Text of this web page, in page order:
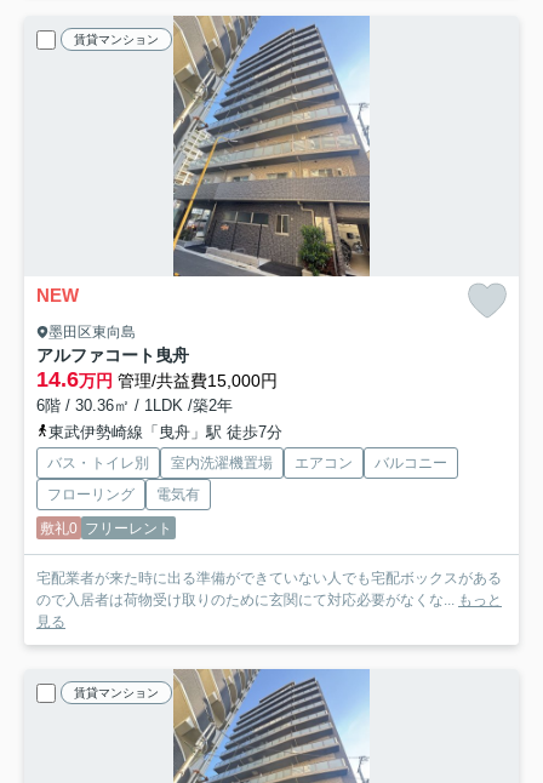
賃貸マンション
NEW
墨田区東向島
アルファコート曳舟
14.6万円 管理/共益費15,000円
6階 / 30.36㎡ / 1LDK /築2年
東武伊勢崎線「曳舟」駅 徒歩7分
バス・トイレ別 室内洗濯機置場 エアコン
バルコニー
フローリング
電気有
敷礼0 フリーレント
宅配業者が来た時に出る準備ができていない人でも宅配ボックスがある
ので入居者は荷物受け取りのために玄関にて対応必要がなくな... もっと
見る
賃貸マンション